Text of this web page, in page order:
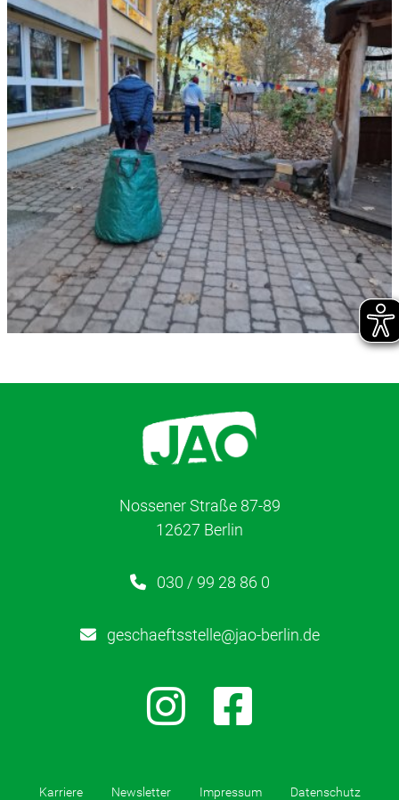
Nossener Straße 87-89
12627 Berlin
030 / 99 28 86 0
geschaeftsstelle@jao-berlin.de
Karriere Newsletter Impressum Datenschutz